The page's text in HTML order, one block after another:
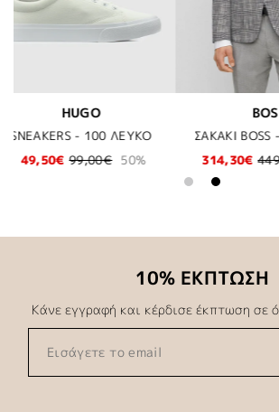
ΜΠΛΕ
30%
ΜΠΛΟΥΖΑ HUGO - 602 ΜΠΟΡΝΤΩ
27,97€
30%
10% ΕΚΠΤΩΣΗ
Κάνε εγγραφή και κέρδισε έκπτωση σε